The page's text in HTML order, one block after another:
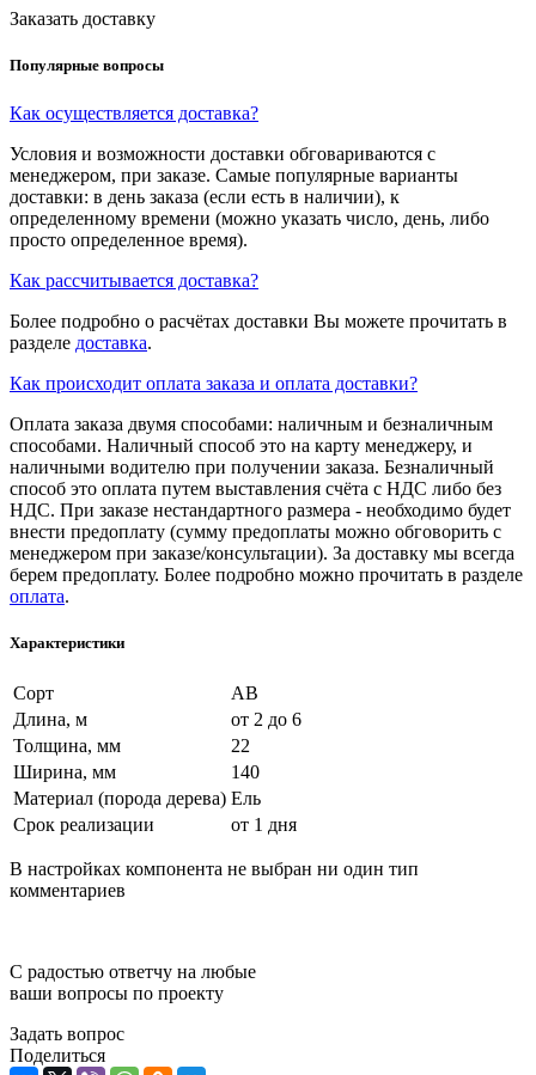
Заказать доставку
Популярные вопросы
Как осуществляется доставка?
Условия и возможности доставки обговариваются с
менеджером, при заказе. Самые популярные варианты
доставки: в день заказа (если есть в наличии), к
определенному времени (можно указать число, день, либо
просто определенное время).
Как рассчитывается доставка?
Более подробно о расчётах доставки Вы можете прочитать в
разделе доставка.
Как происходит оплата заказа и оплата доставки?
Оплата заказа двумя способами: наличным и безналичным
способами. Наличный способ это на карту менеджеру, и
наличными водителю при получении заказа. Безналичный
способ это оплата путем выставления счёта с НДС либо без
НДС. При заказе нестандартного размера - необходимо будет
внести предоплату (сумму предоплаты можно обговорить с
менеджером при заказе/консультации). За доставку мы всегда
берем предоплату. Более подробно можно прочитать в разделе
оплата.
Характеристики
Сорт
АВ
Длина, м
от 2 до 6
Толщина, мм
22
Ширина, мм
140
Материал (порода дерева) Ель
Срок реализации
от 1 дня
В настройках компонента не выбран ни один тип
комментариев
С радостью ответчу на любые
ваши вопросы по проекту
Задать вопрос
Поделиться